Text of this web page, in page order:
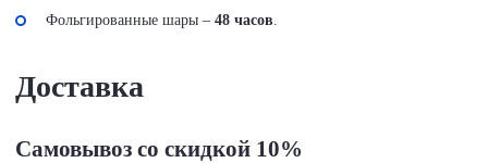
Фольгированные шары – 48 часов
Доставка
Самовывоз со скидкой 10%